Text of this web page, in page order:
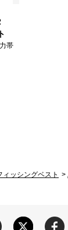
帯
ィッシングベスト >